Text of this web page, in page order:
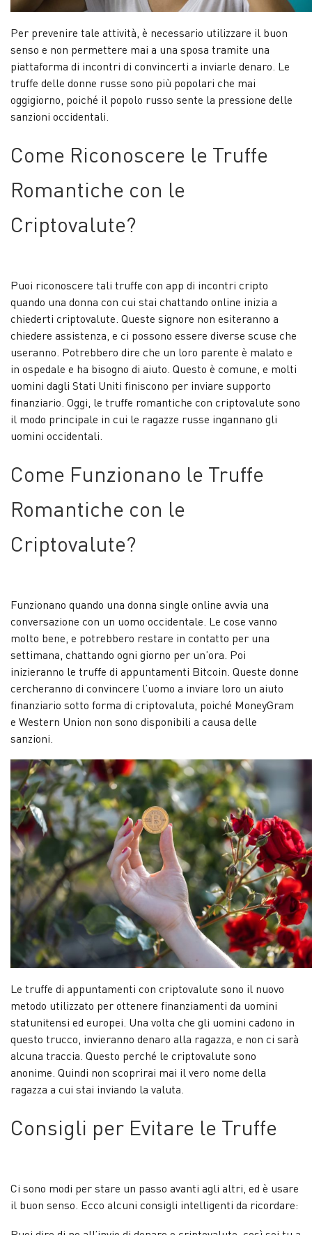
Per prevenire tale attività, è necessario utilizzare il buon
senso e non permettere mai a una sposa tramite una
piattaforma di incontri di convincerti a inviarle denaro. Le
truffe delle donne russe sono più popolari che mai
oggigiorno, poiché il popolo russo sente la pressione delle
sanzioni occidentali.
Come Riconoscere le Truffe
Romantiche con le
Criptovalute?
Puoi riconoscere tali truffe con app di incontri cripto
quando una donna con cui stai chattando online inizia a
chiederti criptovalute. Queste signore non esiteranno a
chiedere assistenza, e ci possono essere diverse scuse che
useranno. Potrebbero dire che un loro parente è malato e
in ospedale e ha bisogno di aiuto. Questo è comune, e molti
uomini dagli Stati Uniti finiscono per inviare supporto
finanziario. Oggi, le truffe romantiche con criptovalute sono
il modo principale in cui le ragazze russe ingannano gli
uomini occidentali.
Come Funzionano le Truffe
Romantiche con le
Criptovalute?
Funzionano quando una donna single online avvia una
conversazione con un uomo occidentale. Le cose vanno
molto bene, e potrebbero restare in contatto per una
settimana, chattando ogni giorno per un’ora. Poi
inizieranno le truffe di appuntamenti Bitcoin. Queste donne
cercheranno di convincere l’uomo a inviare loro un aiuto
finanziario sotto forma di criptovaluta, poiché MoneyGram
e Western Union non sono disponibili a causa delle
sanzioni.
Le truffe di appuntamenti con criptovalute sono il nuovo
metodo utilizzato per ottenere finanziamenti da uomini
statunitensi ed europei. Una volta che gli uomini cadono in
questo trucco, invieranno denaro alla ragazza, e non ci sarà
alcuna traccia. Questo perché le criptovalute sono
anonime. Quindi non scoprirai mai il vero nome della
ragazza a cui stai inviando la valuta.
Consigli per Evitare le Truffe
Ci sono modi per stare un passo avanti agli altri, ed è usare
il buon senso. Ecco alcuni consigli intelligenti da ricordare: